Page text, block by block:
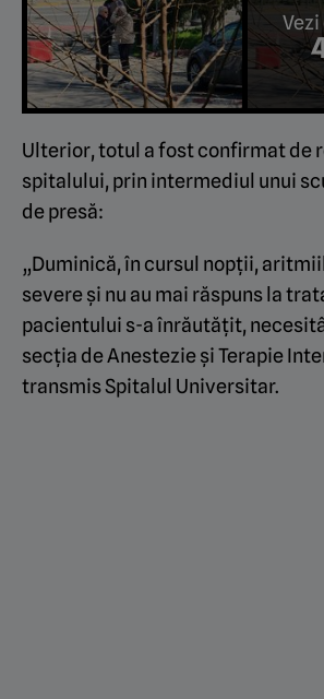
Ulterior, totul a fost confirmat de
spitalului, prin intermediul unui
de presă:
„Duminică, în cursul nopții,
severe și nu au mai răspuns la
pacientului s-a înrăutățit,
secția de Anestezie și Terapie
transmis Spitalul Universitar.